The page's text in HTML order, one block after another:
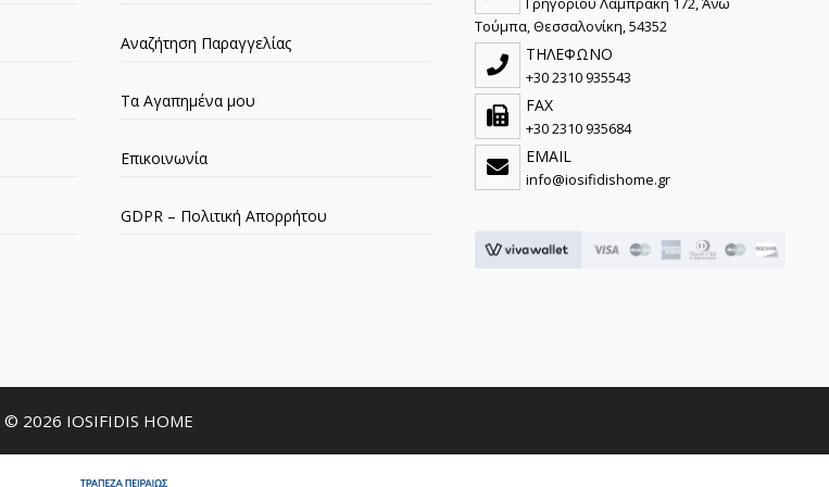
Αναζήτηση Παραγγελίας
Τα Αγαπημένα μου
Επικοινωνία
GDPR – Πολιτική Απορρήτου
Τούμπα, Θεσσαλονίκη, 54352
ΤΗΛΕΦΩΝΟ
+30 2310 935543
FAX
+30 2310 935684
EMAIL
info@iosifidishome.gr
© 2026 IOSIFIDIS HOME